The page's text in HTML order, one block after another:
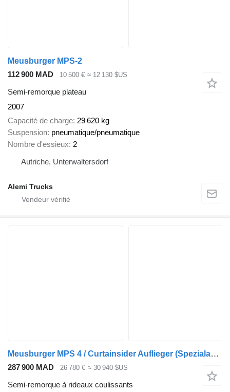
Meusburger MPS-2
112 900 MAD
10 500 € ≈ 12 130 $US
Semi-remorque plateau
2007
Capacité de charge 29 620 kg
Suspension pneumatique/pneumatique
Nombre d'essieux 2
Autriche, Unterwaltersdorf
Alemi Trucks
Meusburger MPS 4 / Curtainsider Auflieger (Spezialausführung)
287 900 MAD 26 780 € ≈ 30 940 $US
Semi-remorque à rideaux coulissants